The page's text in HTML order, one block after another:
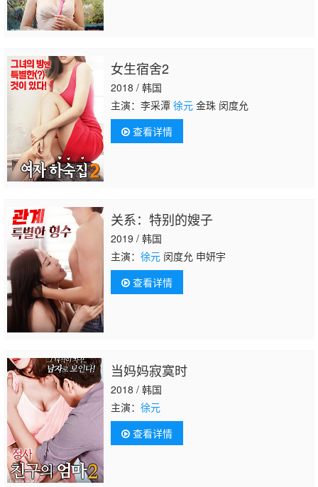
女生宿舍2
2018 / 韩国
主演：李采潭 徐元金珠 闵度允
查看详情
关系：特别的嫂子
2019 / 韩国
主演： 徐元闵度允 申妍宇
查看详情
当妈妈寂寞时
2018 / 韩国
主演： 徐元
查看详情